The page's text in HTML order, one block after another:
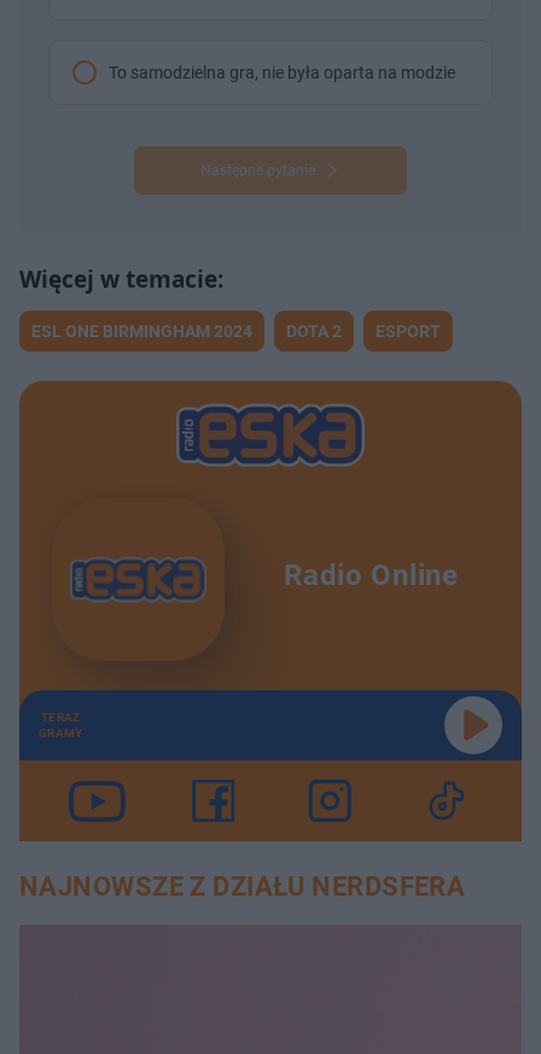
To samodzielna gra, nie była oparta na modzie
Następne pytanie
ESL ONE BIRMINGHAM 2024 DOTA 2 ESPORT
Radio Online
TERAZ
GRAMY
NAJNOWSZE Z DZIAŁU NERDSFERA